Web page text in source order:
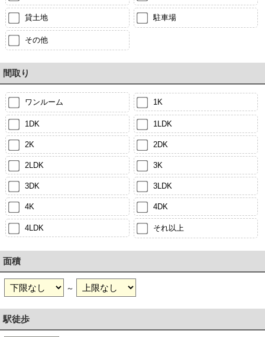
貸土地 駐車場
その他
間取り
ワンルーム 1K
1DK 1LDK
2K 2DK
2LDK 3K
3DK 3LDK
4K 4DK
4LDK それ以上
面積
～
駅徒歩